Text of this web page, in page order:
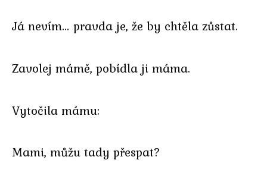
Já nevím… pravda je, že by chtěla zůstat.
Zavolej mámě, pobídla ji máma.
Vytočila mámu:
Mami, můžu tady přespat?